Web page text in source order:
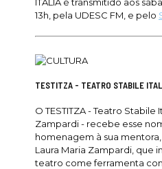
13h, pela UDESC FM, e pelo
TESTITZA - TEATRO STABILE
O TESTITZA - Teatro Stabile
Zampardi - recebe esse
homenagem à sua
Laura Maria Zampardi, que
teatro come ferramenta